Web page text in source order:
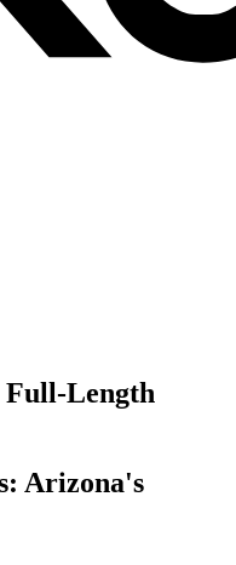
Full-Length
Arizona's